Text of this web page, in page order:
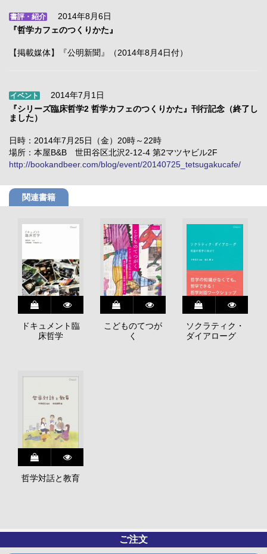
書評・紹介
2014年8月6日
『哲学カフェのつくりかた』
【掲載媒体】『公明新聞』（2014年8月4日付）
イベント
2014年7月1日
『シリーズ臨床哲学2 哲学カフェのつくりかた』刊行記念（終了し
ました）
日時：2014年7月25日（金）20時～22時
場所：本屋B&B 世田谷区北沢2-12-4 第2マツヤビル2F
http://bookandbeer.com/blog/event/20140725_tetsugakucafe/
関連書籍
ドキュメント臨
床哲学
こどものてつが
く
ソクラティク・
ダイアローグ
哲学対話と教育
ご注文